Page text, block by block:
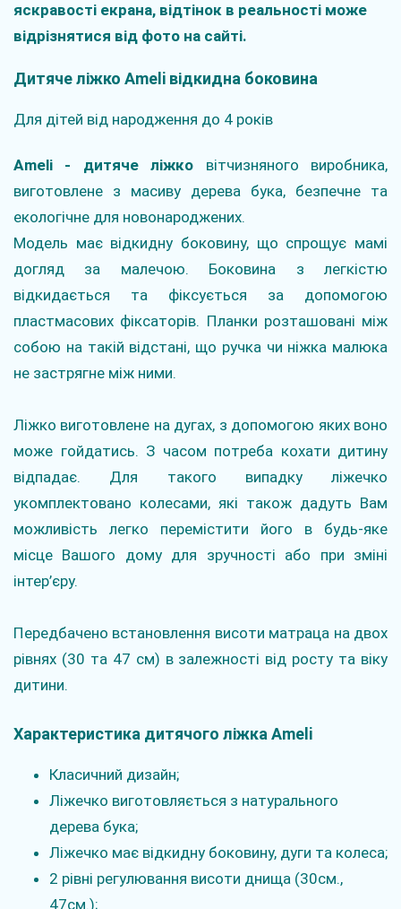
яскравості екрана, відтінок в реальності може
відрізнятися від фото на сайті.
Дитяче ліжко Ameli відкидна боковина
Для дітей від народження до 4 років
Ameli - дитяче ліжко вітчизняного виробника,
виготовлене з масиву дерева бука, безпечне та
екологічне для новонароджених.
Модель має відкидну боковину, що спрощує мамі
догляд за малечою. Боковина з легкістю
відкидається та фіксується за допомогою
пластмасових фіксаторів. Планки розташовані між
собою на такій відстані, що ручка чи ніжка малюка
не застрягне між ними.
Ліжко виготовлене на дугах, з допомогою яких воно
може гойдатись. З часом потреба кохати дитину
відпадає. Для такого випадку ліжечко
укомплектовано колесами, які також дадуть Вам
можливість легко перемістити його в будь-яке
місце Вашого дому для зручності або при зміні
інтер’єру.
Передбачено встановлення висоти матраца на двох
рівнях (30 та 47 см) в залежності від росту та віку
дитини.
Характеристика дитячого ліжка Ameli
Класичний дизайн;
Ліжечко виготовляється з натурального
дерева бука;
Ліжечко має відкидну боковину, дуги та колеса;
2 рівні регулювання висоти днища (30см.,
47см.);